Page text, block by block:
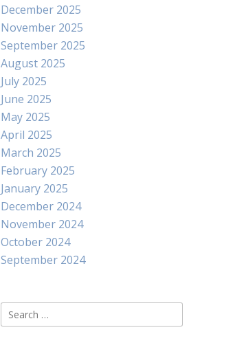
December 2025
November 2025
September 2025
August 2025
July 2025
June 2025
May 2025
April 2025
March 2025
February 2025
January 2025
December 2024
November 2024
October 2024
September 2024
Search
for: